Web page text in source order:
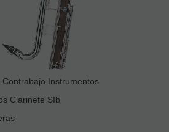
Contrabajo Instrumentos
Clarinete SIb